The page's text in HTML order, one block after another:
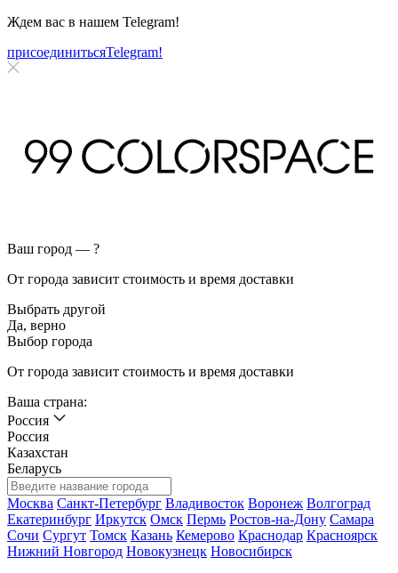
Ждем вас в нашем Telegram!
присоединитьсяTelegram!
Ваш город — ?
От города зависит стоимость и время доставки
Выбрать другой
Да, верно
Выбор города
От города зависит стоимость и время доставки
Ваша страна:
Россия
Россия
Казахстан
Беларусь
Москва Санкт-Петербург Владивосток Воронеж Волгоград
Екатеринбург Иркутск Омск Пермь Ростов-на-Дону Самара
Сочи Сургут Томск Казань Кемерово Краснодар Красноярск
Нижний Новгород Новокузнецк Новосибирск